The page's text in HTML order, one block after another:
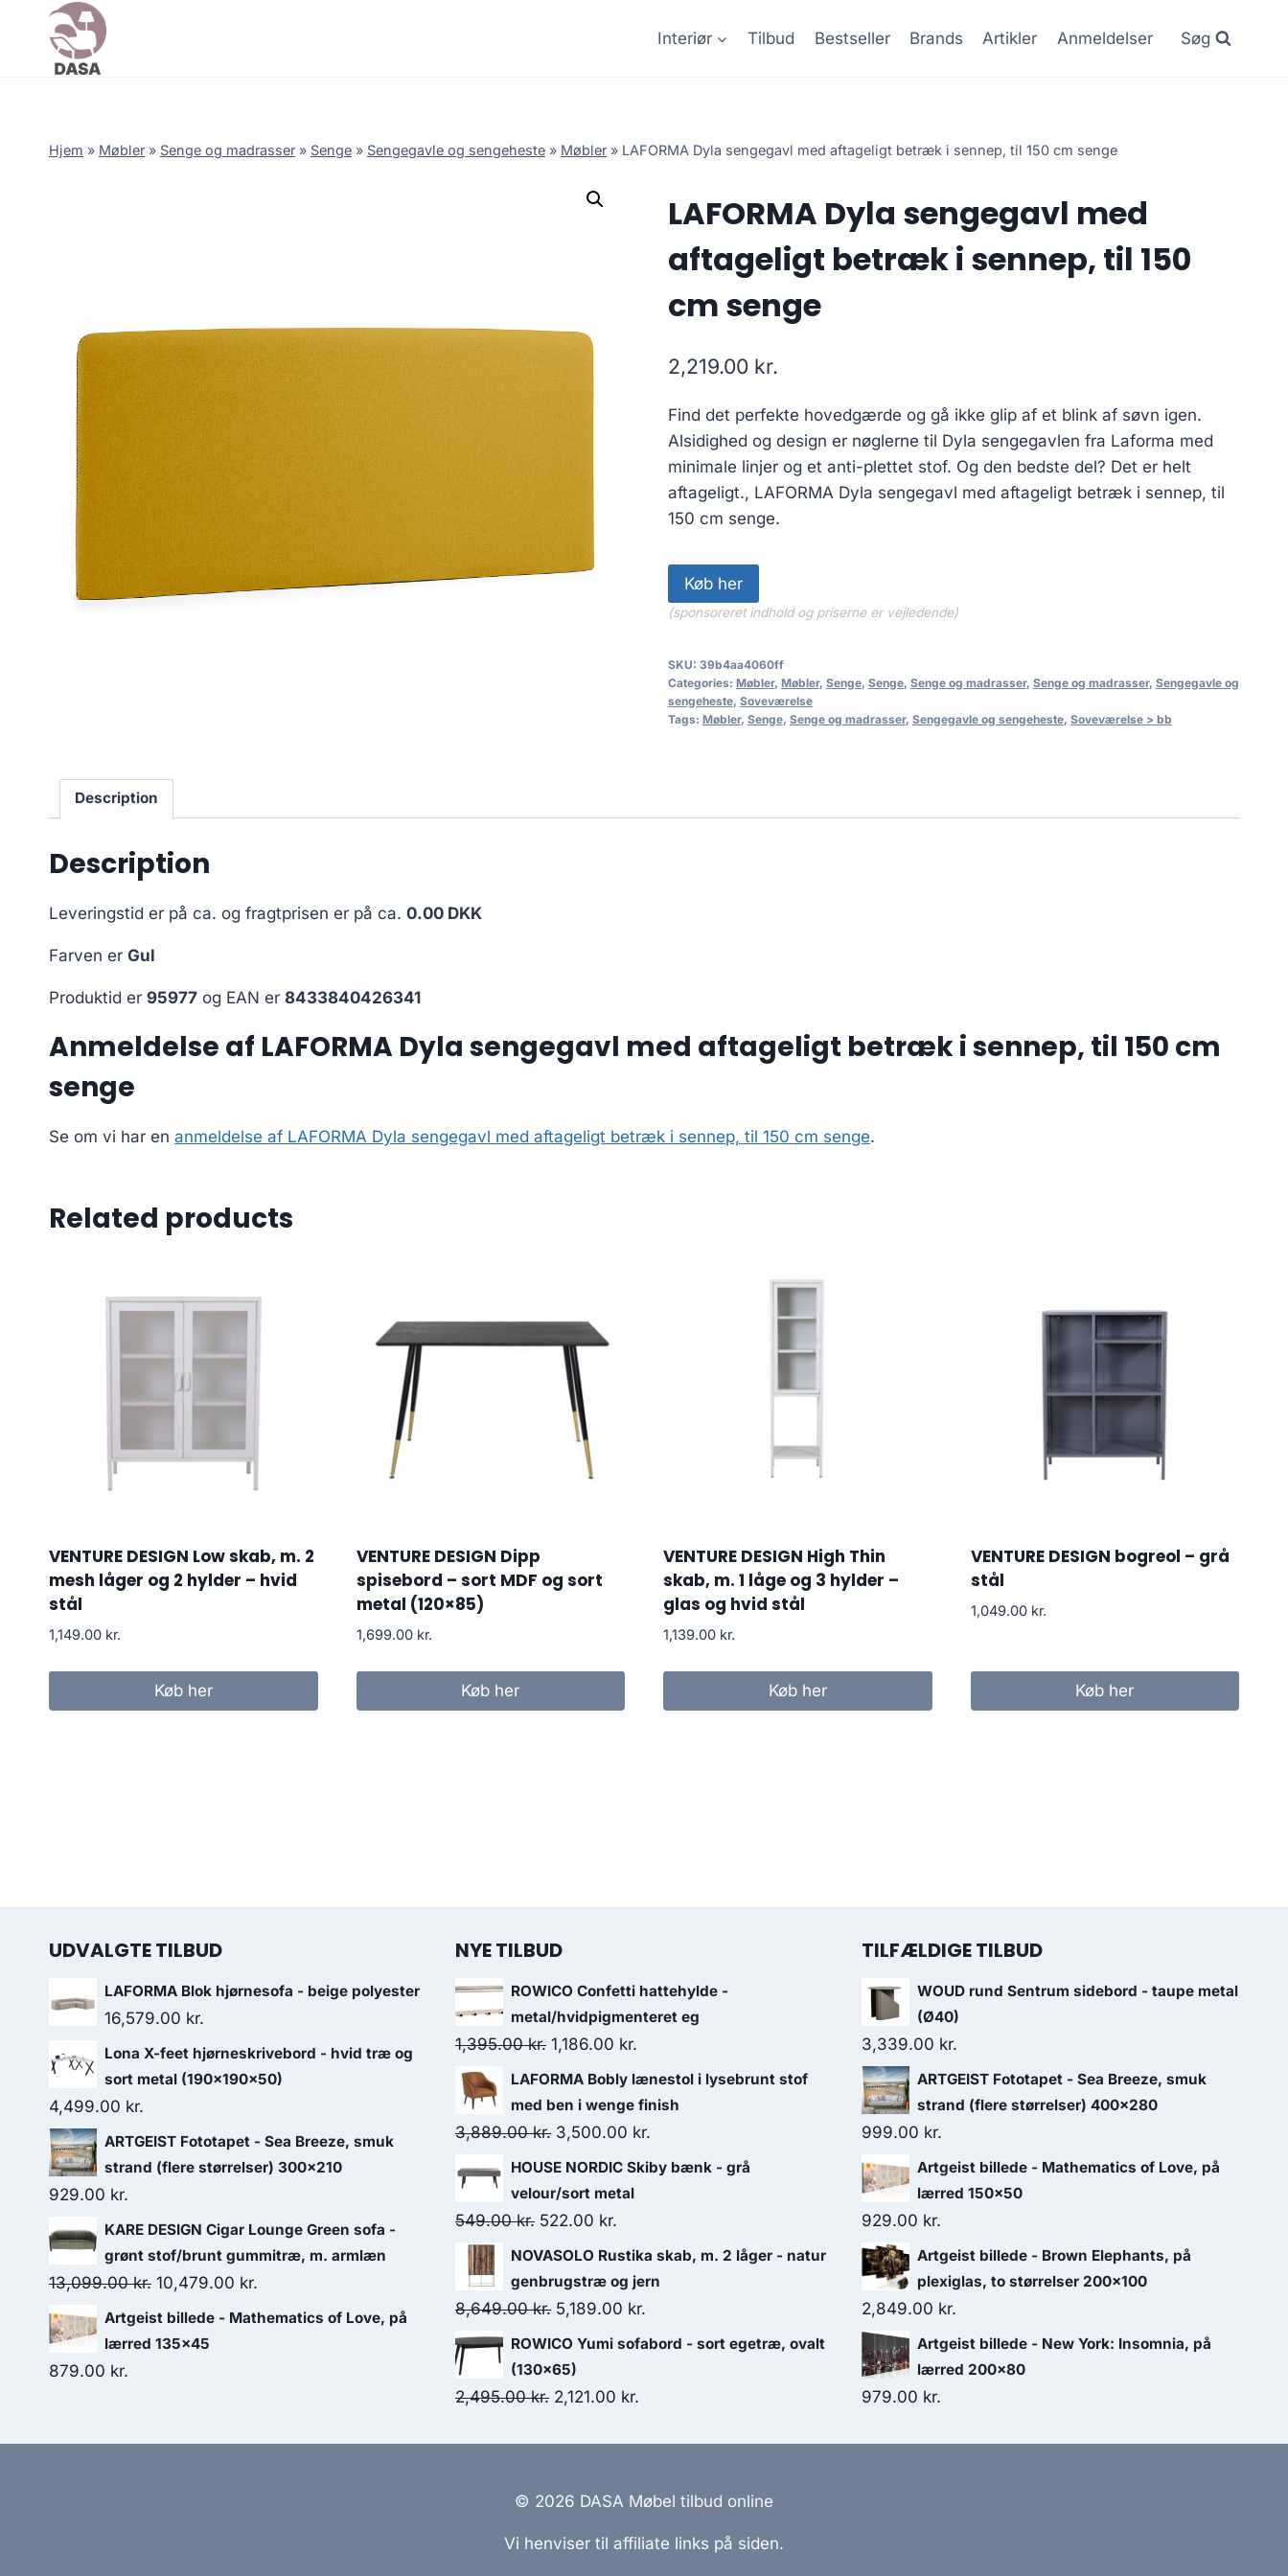
content
Interiør Tilbud Bestseller Brands Artikler Anmeldelser Søg
Hjem » Møbler » Senge og madrasser » Senge » Sengegavle og sengeheste » Møbler » LAFORMA Dyla sengegavl med aftageligt betræk i sennep, til 150 cm senge
LAFORMA Dyla sengegavl med
aftageligt betræk i sennep, til 150
cm senge
2,219.00 kr.
Find det perfekte hovedgærde og gå ikke glip af et blink af søvn igen.
Alsidighed og design er nøglerne til Dyla sengegavlen fra Laforma med
minimale linjer og et anti-plettet stof. Og den bedste del? Det er helt
aftageligt., LAFORMA Dyla sengegavl med aftageligt betræk i sennep, til
150 cm senge.
Køb her
(sponsoreret indhold og priserne er vejledende)
SKU: 39b4aa4060ff
Categories: Møbler, Møbler, Senge, Senge, Senge og madrasser, Senge og madrasser, Sengegavle og
sengeheste, Soveværelse
Tags: Møbler, Senge, Senge og madrasser, Sengegavle og sengeheste, Soveværelse > bb
Description
Description
Leveringstid er på ca. og fragtprisen er på ca. 0.00 DKK
Farven er Gul
Produktid er 95977 og EAN er 8433840426341
Anmeldelse af LAFORMA Dyla sengegavl med aftageligt betræk i sennep, til 150 cm
senge
Se om vi har en anmeldelse af LAFORMA Dyla sengegavl med aftageligt betræk i sennep, til 150 cm senge.
Related products
VENTURE DESIGN Low skab, m. 2
mesh låger og 2 hylder – hvid
stål
1,149.00 kr.
Køb her
VENTURE DESIGN Dipp
spisebord – sort MDF og sort
metal (120×85)
1,699.00 kr.
Køb her
VENTURE DESIGN High Thin
skab, m. 1 låge og 3 hylder –
glas og hvid stål
1,139.00 kr.
Køb her
VENTURE DESIGN bogreol – grå
stål
1,049.00 kr.
Køb her
UDVALGTE TILBUD
LAFORMA Blok hjørnesofa - beige polyester
16,579.00 kr.
Lona X-feet hjørneskrivebord - hvid træ og
sort metal (190x190x50)
4,499.00 kr.
ARTGEIST Fototapet - Sea Breeze, smuk
strand (flere størrelser) 300x210
929.00 kr.
KARE DESIGN Cigar Lounge Green sofa -
grønt stof/brunt gummitræ, m. armlæn
13,099.00kr. 10,479.00 kr.
Artgeist billede - Mathematics of Love, på
lærred 135x45
879.00 kr.
NYE TILBUD
ROWICO Confetti hattehylde -
metal/hvidpigmenteret eg
1,395.00kr. 1,186.00 kr.
LAFORMA Bobly lænestol i lysebrunt stof
med ben i wenge finish
3,889.00kr. 3,500.00 kr.
HOUSE NORDIC Skiby bænk - grå
velour/sort metal
549.00kr. 522.00 kr.
NOVASOLO Rustika skab, m. 2 låger - natur
genbrugstræ og jern
8,649.00kr. 5,189.00 kr.
ROWICO Yumi sofabord - sort egetræ, ovalt
(130x65)
2,495.00kr. 2,121.00 kr.
TILFÆLDIGE TILBUD
WOUD rund Sentrum sidebord - taupe metal
(Ø40)
3,339.00 kr.
ARTGEIST Fototapet - Sea Breeze, smuk
strand (flere størrelser) 400x280
999.00 kr.
Artgeist billede - Mathematics of Love, på
lærred 150x50
929.00 kr.
Artgeist billede - Brown Elephants, på
plexiglas, to størrelser 200x100
2,849.00 kr.
Artgeist billede - New York: Insomnia, på
lærred 200x80
979.00 kr.
© 2026 DASA Møbel tilbud online
Vi henviser til affiliate links på siden.